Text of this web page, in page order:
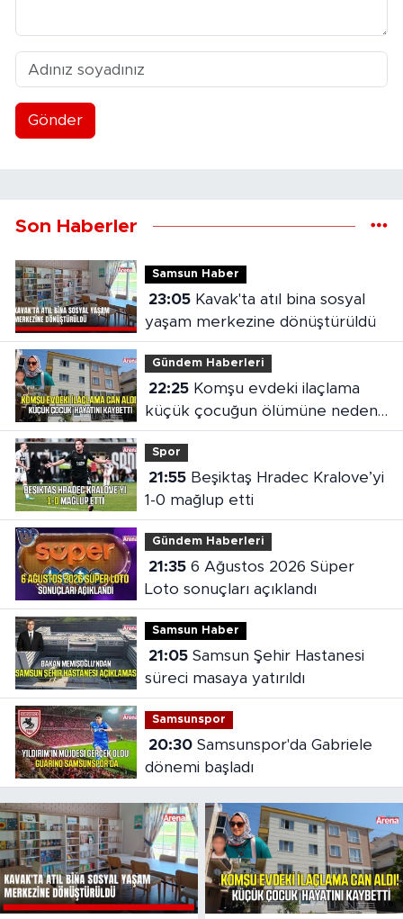
Gönder
Son Haberler
Samsun Haber
23:05Kavak'ta atıl bina sosyal
yaşam merkezine dönüştürüldü
Gündem Haberleri
22:25Komşu evdeki ilaçlama
küçük çocuğun ölümüne neden
oldu
Spor
21:55Beşiktaş Hradec Kralove’yi
1-0 mağlup etti
Gündem Haberleri
21:356 Ağustos 2026 Süper
Loto sonuçları açıklandı
Samsun Haber
21:05Samsun Şehir Hastanesi
süreci masaya yatırıldı
Samsunspor
20:30Samsunspor'da Gabriele
dönemi başladı